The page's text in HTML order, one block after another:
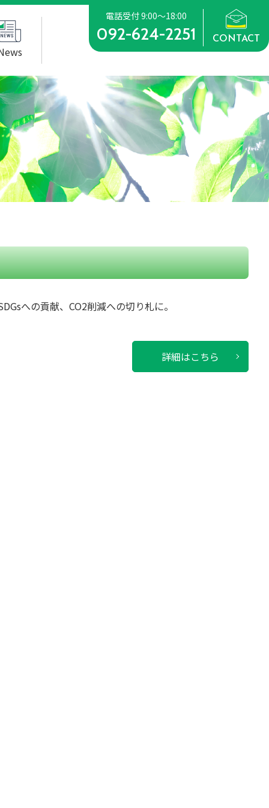
電話受付 9:00～18:00
092-624-2251 CONTACT
への貢献、CO2削減への切り札に。
詳細はこちら